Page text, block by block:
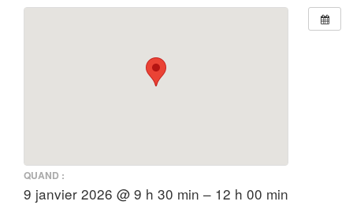
QUAND :
9 janvier 2026 @ 9 h 30 min – 12 h 00 min